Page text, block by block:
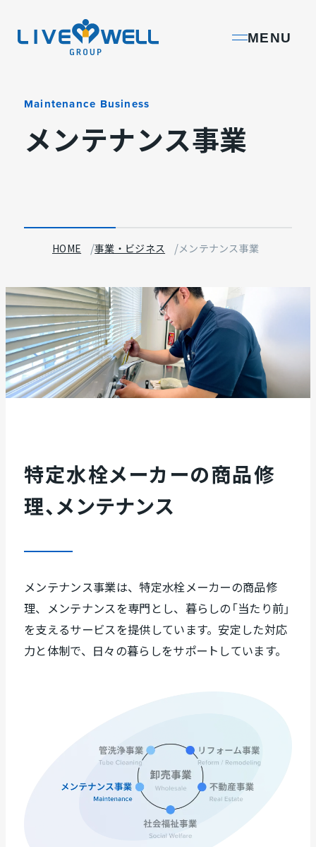
L
P
MENU
Maintenance Business
メンテナンス事業
HOME 事業・ビジネス メンテナンス事業
特定水栓メーカーの商品修
理、メンテナンス
メンテナンス事業は、特定水栓メーカーの商品修
理、メンテナンスを専門とし、暮らしの「当たり前」
を支えるサービスを提供しています。安定した対応
力と体制で、日々の暮らしをサポートしています。